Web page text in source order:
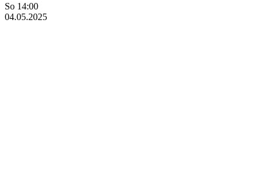
So 14:00
04.05.2025